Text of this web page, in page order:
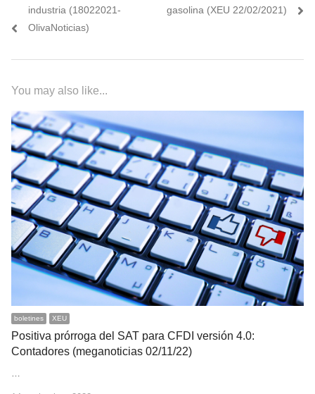
entradas
industria (18022021-
OlivaNoticias)
gasolina (XEU 22/02/2021)
You may also like...
boletines XEU
Positiva prórroga del SAT para CFDI versión 4.0:
Contadores (meganoticias 02/11/22)
…